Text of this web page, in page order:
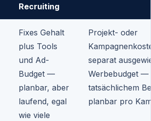
Recruiting
Fixes Gehalt
plus Tools
und Ad-
Budget —
planbar, aber
laufend, egal
wie viele
Projekt- oder
separat
Werbebudget —
tatsächlichem
planbar pro